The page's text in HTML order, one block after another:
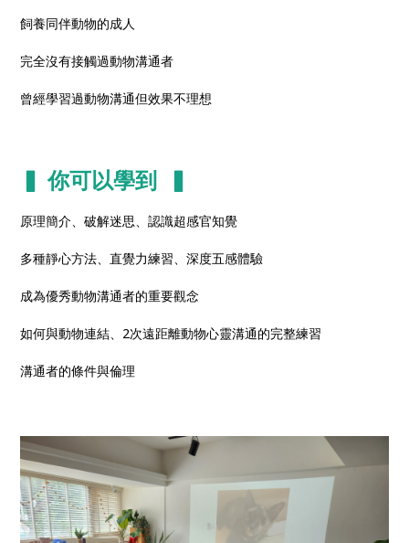
飼養同伴動物的成人
完全沒有接觸過動物溝通者
曾經學習過動物溝通但效果不理想
▍ 你可以學到 ▍
原理簡介、破解迷思、認識超感官知覺
多種靜心方法、直覺力練習、深度五感體驗
成為優秀動物溝通者的重要觀念
如何與動物連結、2次遠距離動物心靈溝通的完整練習
溝通者的條件與倫理